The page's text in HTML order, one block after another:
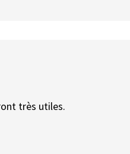
très utiles.